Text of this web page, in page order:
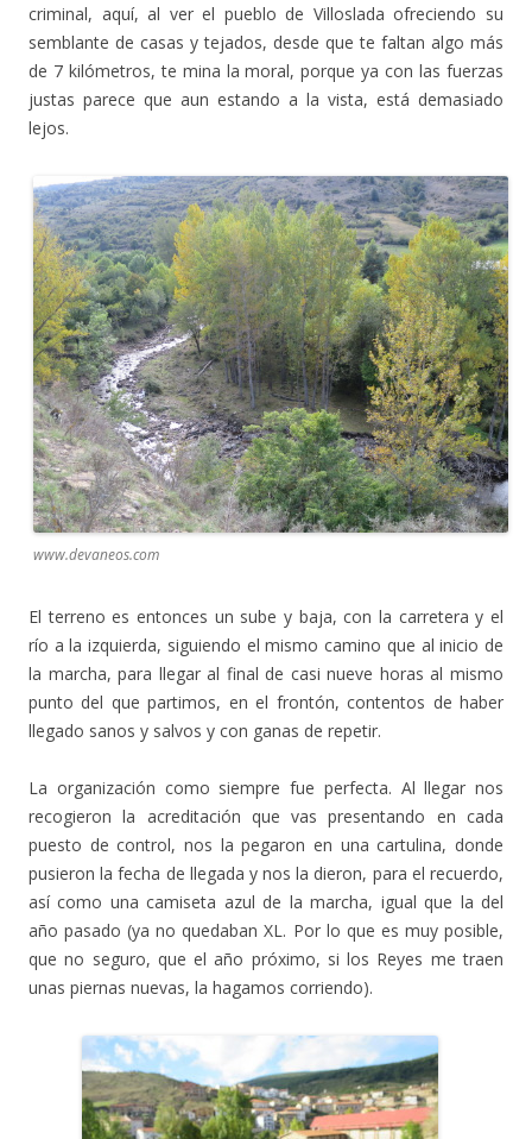
criminal, aquí, al ver el pueblo de Villoslada ofreciendo su
semblante de casas y tejados, desde que te faltan algo más
de 7 kilómetros, te mina la moral, porque ya con las fuerzas
justas parece que aun estando a la vista, está demasiado
lejos.
www.devaneos.com
El terreno es entonces un sube y baja, con la carretera y el
río a la izquierda, siguiendo el mismo camino que al inicio de
la marcha, para llegar al final de casi nueve horas al mismo
punto del que partimos, en el frontón, contentos de haber
llegado sanos y salvos y con ganas de repetir.
La organización como siempre fue perfecta. Al llegar nos
recogieron la acreditación que vas presentando en cada
puesto de control, nos la pegaron en una cartulina, donde
pusieron la fecha de llegada y nos la dieron, para el recuerdo,
así como una camiseta azul de la marcha, igual que la del
año pasado (ya no quedaban XL. Por lo que es muy posible,
que no seguro, que el año próximo, si los Reyes me traen
unas piernas nuevas, la hagamos corriendo).